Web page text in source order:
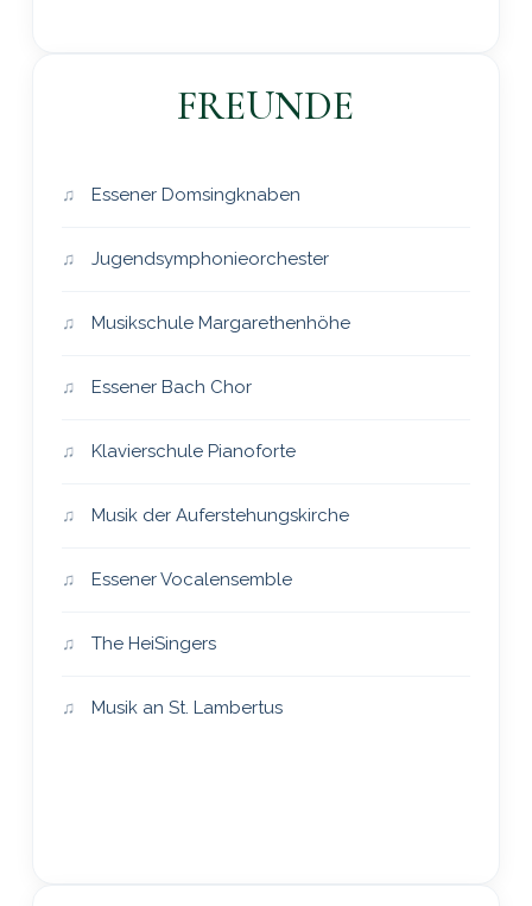
FREUNDE
Essener Domsingknaben
Jugendsymphonieorchester
Musikschule Margarethenhöhe
Essener Bach Chor
Klavierschule Pianoforte
Musik der Auferstehungskirche
Essener Vocalensemble
The HeiSingers
Musik an St. Lambertus